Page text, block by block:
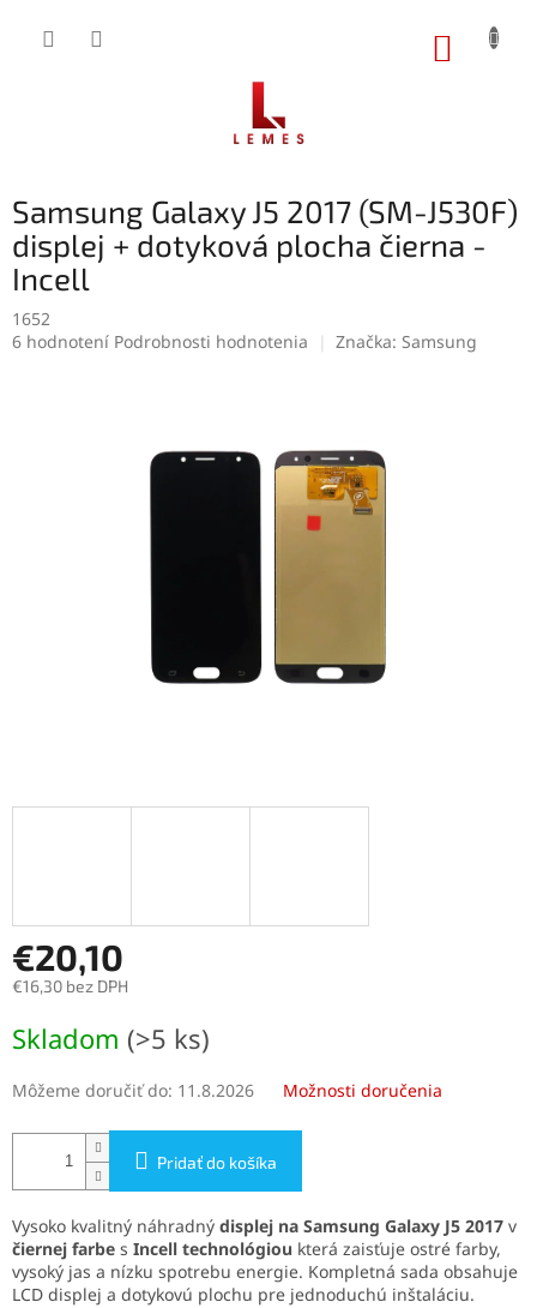
Samsung Galaxy J5 2017 (SM-J530F)
displej + dotyková plocha čierna -
Incell
1652
Priemerné
6 hodnotení Podrobnosti hodnotenia Značka: Samsung
€20,10
€16,30 bez DPH
cena:
Skladom (>5 ks)
Môžeme doručiť do: 11.8.2026 Možnosti doručenia
Pridať do košíka
Vysoko kvalitný náhradný displej na Samsung Galaxy J5 2017 v
čiernej farbe s Incell technológiou která zaisťuje ostré farby,
vysoký jas a nízku spotrebu energie. Kompletná sada obsahuje
LCD displej a dotykovú plochu pre jednoduchú inštaláciu.